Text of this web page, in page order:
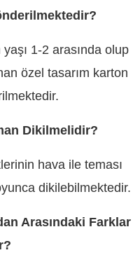
1-2 arasında olup
özel tasarım karton
Dikilmelidir?
hava ile teması
dikilebilmektedir.
Arasındaki Farklar